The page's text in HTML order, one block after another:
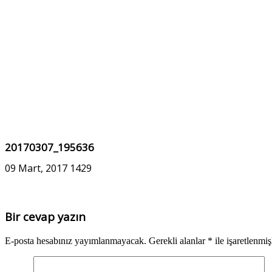
20170307_195636
09 Mart, 2017 1429
Bir cevap yazın
E-posta hesabınız yayımlanmayacak. Gerekli alanlar * ile